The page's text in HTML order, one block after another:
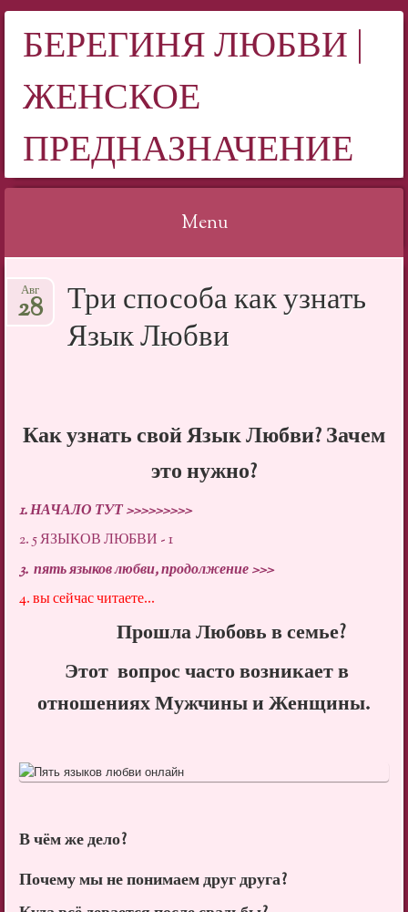
БЕРЕГИНЯ ЛЮБВИ |
ЖЕНСКОЕ
ПРЕДНАЗНАЧЕНИЕ
Menu
Три способа как узнать
Язык Любви
Авг
28
Как узнать свой Язык Любви? Зачем
это нужно?
1. НАЧАЛО ТУТ >>>>>>>>>
2. 5 ЯЗЫКОВ ЛЮБВИ - 1
3. пять языков любви, продолжение >>>
4. вы сейчас читаете...
Прошла Любовь в семье?
Этот вопрос часто возникает в
отношениях Мужчины и Женщины.
В чём же дело?
Почему мы не понимаем друг друга?